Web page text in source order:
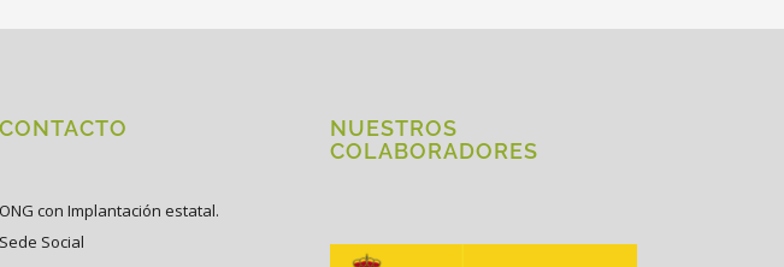
CONTACTO
ONG con Implantación estatal.
Sede Social
NUESTROS
COLABORADORES